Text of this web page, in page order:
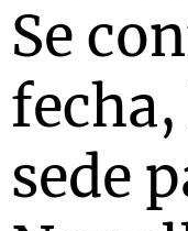
Se
sede